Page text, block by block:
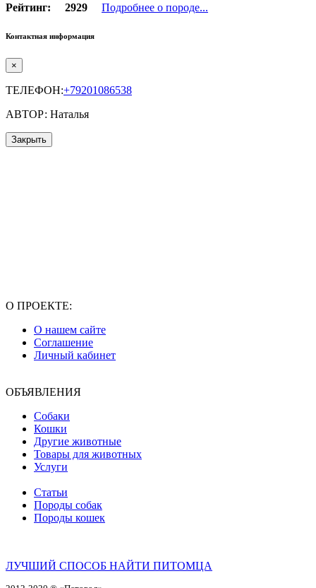
Рейтинг:
2929 Подробнее о породе...
Контактная информация
×
ТЕЛЕФОН:+79201086538
АВТОР: Наталья
Закрыть
О ПРОЕКТЕ:
О нашем сайте
Соглашение
Личный кабинет
ОБЪЯВЛЕНИЯ
Собаки
Кошки
Другие животные
Товары для животных
Услуги
Статьи
Породы собак
Породы кошек
ЛУЧШИЙ СПОСОБ НАЙТИ ПИТОМЦА